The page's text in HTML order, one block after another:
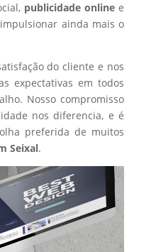
publicidade online e
ainda mais o
do cliente e nos
expectativas em todos
Nosso compromisso
nos diferencia, e é
preferida de muitos
Seixal.